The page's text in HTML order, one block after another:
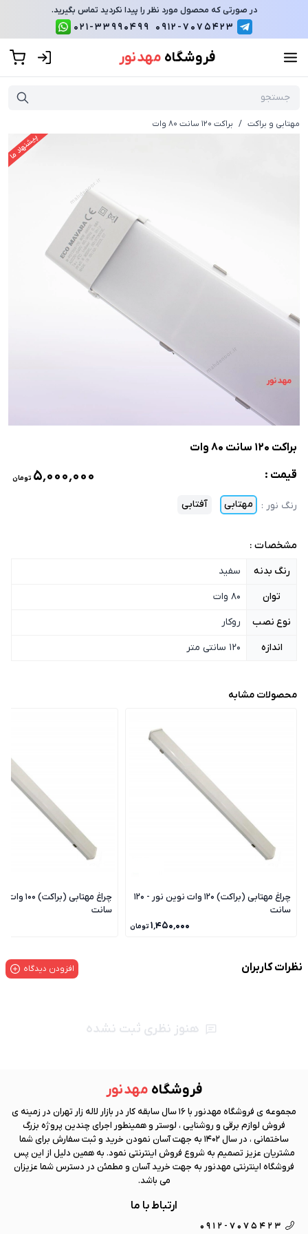
در صورتی که محصول مورد نظر را پیدا نکردید تماس بگیرید.
0912-7075423
021-33990499
فروشگاه مهد نور
مهتابی و براکت / براکت 120 سانت 80 وات
پیشنهاد ما
براکت 120 سانت 80 وات
قیمت :
۵٬۰۰۰٬۰۰۰ تومان
رنگ نور : مهتابی آفتابی
مشخصات :
رنگ بدنه
سفید
توان
80 وات
نوع نصب
روکار
اندازه
120 سانتی متر
محصولات مشابه
چراغ مهتابی (براکت) 120 وات نوین نور - 120
سانت
۱٬۴۵۰٬۰۰۰ تومان
سانت
نظرات کاربران افزودن دیدگاه
هنوز نظری ثبت نشده
فروشگاه مهد نور
مجموعه ی فروشگاه مهد نور
با 16 سال سابقه کار در بازار لاله زار تهران در زمینه ی
فروش لوازم برقی و روشنایی ، لوستر و همینطور اجرای چندین پروژه بزرگ
ساختمانی ، در سال 1402 به جهت آسان نمودن خرید و ثبت سفارش برای شما
مشتریان عزیز تصمیم به شروع فروش اینترنتی نمود. به همین دلیل از این پس
فروشگاه اینترنتی مهد نور به جهت خرید آسان و مطمئن در دسترس شما عزیزان
می باشد.
ارتباط با ما
0912-7075423